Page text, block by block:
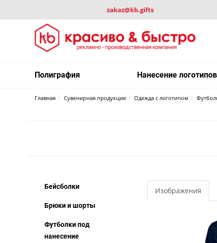
zakaz@kb.gifts
Полиграфия Нанесение логотипов
Главная Сувенирная продукция Одежда с логотипом
Бейсболки
Брюки и шорты
Футболки под
нанесение
Изображения